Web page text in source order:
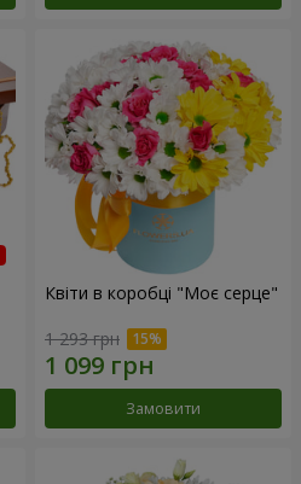
Квіти в коробці "Моє серце"
1 293 грн
Замовити